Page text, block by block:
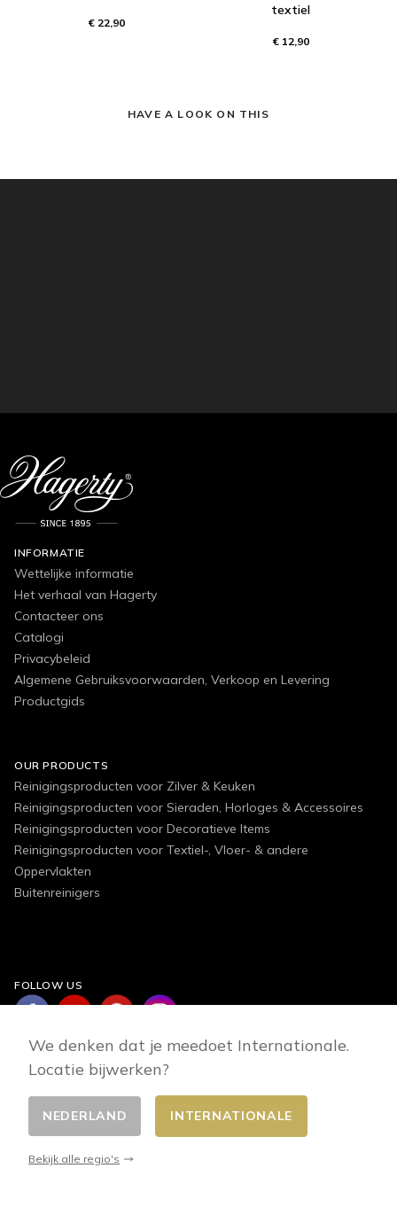
€ 22,90
textiel
€ 12,90
HAVE A LOOK ON THIS
INFORMATIE
Wettelijke informatie
Het verhaal van Hagerty
Contacteer ons
Catalogi
Privacybeleid
Algemene Gebruiksvoorwaarden, Verkoop en Levering
Productgids
OUR PRODUCTS
Reinigingsproducten voor Zilver & Keuken
Reinigingsproducten voor Sieraden, Horloges & Accessoires
Reinigingsproducten voor Decoratieve Items
Reinigingsproducten voor Textiel-, Vloer- & andere
Oppervlakten
Buitenreinigers
FOLLOW US
Wisselaar betaalt
We denken dat je meedoet Internationale.
Locatie bijwerken?
NEDERLAND INTERNATIONALE
Bekijk alle regio's